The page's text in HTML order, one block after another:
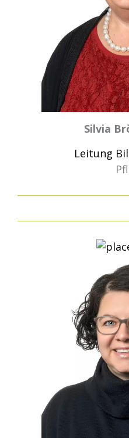
Silvia
Leitung